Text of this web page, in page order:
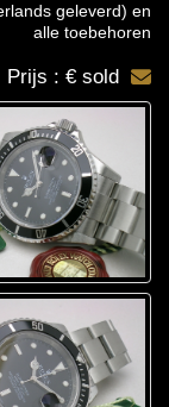
geleverd) en
alle toebehoren
Prijs : € sold